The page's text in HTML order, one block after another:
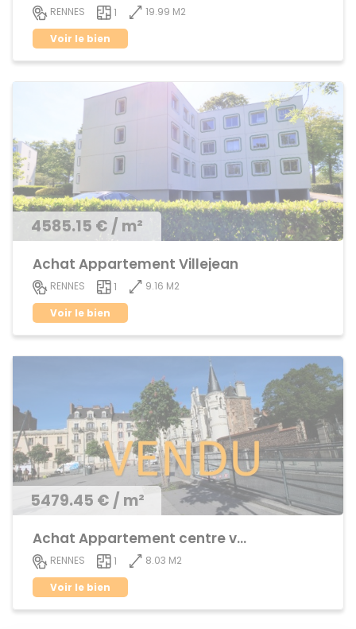
RENNES 1
19.99 M2
Voir le bien
4585.15 € / m²
Achat Appartement Villejean
RENNES 1
9.16 M2
Voir le bien
5479.45 € / m²
Achat Appartement centre ville
RENNES 1
8.03 M2
Voir le bien